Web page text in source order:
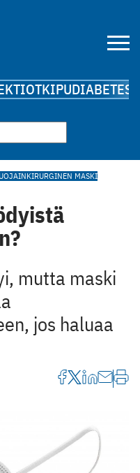
KIPUDIABETES
KIRURGINEN MASKI
mutta maski
jos haluaa